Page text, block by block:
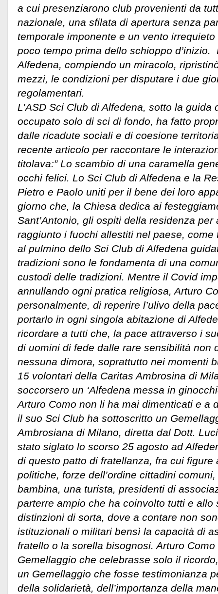
a cui presenziarono club provenienti da
nazionale, una sfilata di apertura senza
temporale imponente e un vento
poco tempo prima dello schioppo d’inizio.
Alfedena, compiendo un miracolo,
mezzi, le condizioni per disputare i due
regolamentari.
L’ASD Sci Club di Alfedena, sotto la
occupato solo di sci di fondo, ha fatto
dalle ricadute sociali e di coesione
recente articolo per raccontare le
titolava:” Lo scambio di una caramella
occhi felici. Lo Sci Club di Alfedena e la
Pietro e Paolo uniti per il bene dei loro
giorno che, la Chiesa dedica ai
Sant’Antonio, gli ospiti della residenza
raggiunto i fuochi allestiti nel paese,
al pulmino dello Sci Club di Alfedena
tradizioni sono le fondamenta di una
custodi delle tradizioni. Mentre il Covid
annullando ogni pratica religiosa, Arturo
personalmente, di reperire l’ulivo della
portarlo in ogni singola abitazione di
ricordare a tutti che, la pace attraverso i
di uomini di fede dalle rare sensibilità non
nessuna dimora, soprattutto nei momenti
15 volontari della Caritas Ambrosina di
soccorsero un ‘Alfedena messa in
Arturo Como non li ha mai dimenticati e a
il suo Sci Club ha sottoscritto un
Ambrosiana di Milano, diretta dal Dott.
stato siglato lo scorso 25 agosto ad
di questo patto di fratellanza, fra cui figure
politiche, forze dell’ordine cittadini
bambina, una turista, presidenti di
parterre ampio che ha coinvolto tutti e allo
distinzioni di sorta, dove a contare non
istituzionali o militari bensì la capacità di
fratello o la sorella bisognosi. Arturo
Gemellaggio che celebrasse solo il
un Gemellaggio che fosse testimonianza
della solidarietà, dell’importanza della